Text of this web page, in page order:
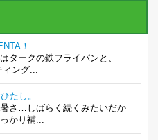
！
タークの鉄フライパンと、
ィング...
たし。
さ…しばらく続くみたいだか
かり補...